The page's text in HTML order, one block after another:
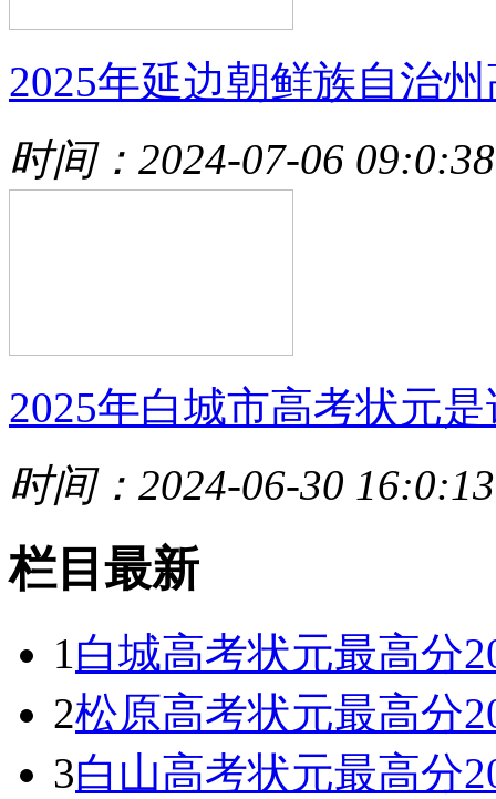
2025年延边朝鲜族自治
时间：2024-07-06 09:0:38
2025年白城市高考状元
时间：2024-06-30 16:0:13
栏目最新
1白城高考状元最高分
2松原高考状元最高分
3白山高考状元最高分